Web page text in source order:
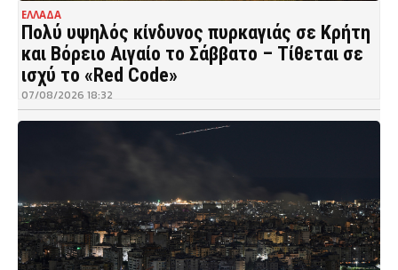
ΕΛΛΑΔΑ
Πολύ υψηλός κίνδυνος πυρκαγιάς σε Κρήτη
και Βόρειο Αιγαίο το Σάββατο – Τίθεται σε
ισχύ το «Red Code»
07/08/2026 18:32